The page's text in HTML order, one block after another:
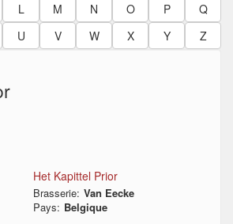
L M N O P
Q
U V W X Y Z
Het Kapittel Prior
Brasserie: Van Eecke
Pays: Belgique